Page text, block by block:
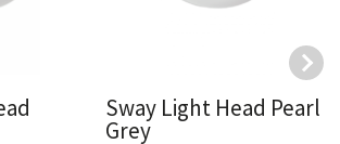
Sway Light Head Pearl
Grey